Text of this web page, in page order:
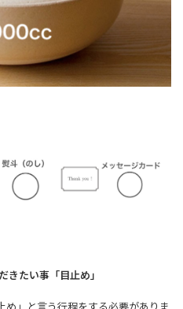
たい事「目止め」